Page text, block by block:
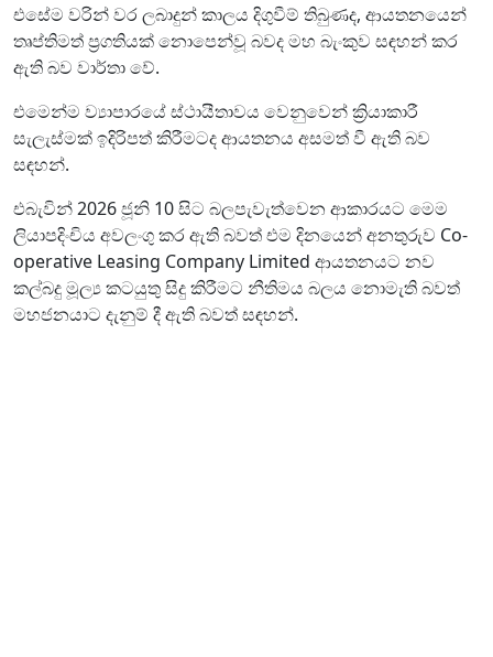
එසේම වරින් වර ලබාදුන් කාලය දිගුවීම් තිබුණද, ආයතනයෙන්
තෘප්තිමත් ප්‍රගතියක් නොපෙන්වූ බවද මහ බැංකුව සඳහන් කර
ඇති බව වාර්තා වේ.
එමෙන්ම ව්‍යාපාරයේ ස්ථායීතාවය වෙනුවෙන් ක්‍රියාකාරී
සැලැස්මක් ඉදිරිපත් කිරීමටද ආයතනය අසමත් වී ඇති බව
සඳහන්.
එබැවින් 2026 ජූනි 10 සිට බලපැවැත්වෙන ආකාරයට මෙම
ලියාපදිංචිය අවලංගු කර ඇති බවත් එම දිනයෙන් අනතුරුව Co-
operative Leasing Company Limited ආයතනයට නව
කල්බදු මූල්‍ය කටයුතු සිදු කිරීමට නීතිමය බලය නොමැති බවත්
මහජනයාට දැනුම් දී ඇති බවත් සඳහන්.